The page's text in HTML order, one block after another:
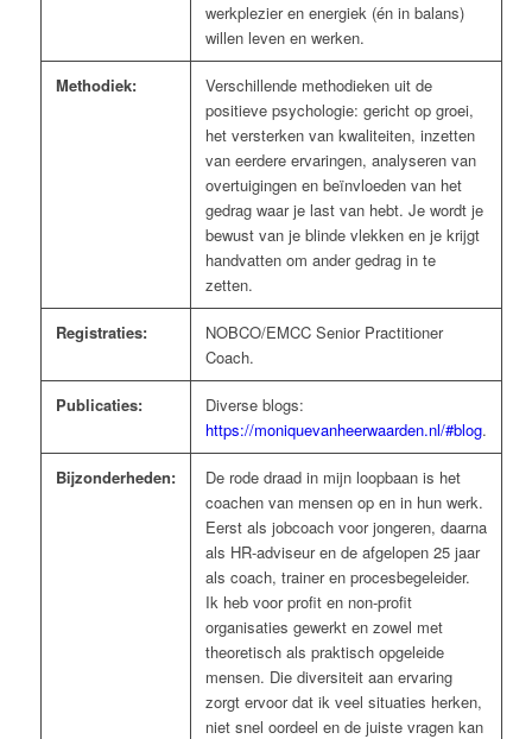
werkplezier en energiek (én in balans)
willen leven en werken.
Methodiek:
Verschillende methodieken uit de
positieve psychologie: gericht op groei,
het versterken van kwaliteiten, inzetten
van eerdere ervaringen, analyseren van
overtuigingen en beïnvloeden van het
gedrag waar je last van hebt. Je wordt je
bewust van je blinde vlekken en je krijgt
handvatten om ander gedrag in te
zetten.
Registraties:
NOBCO/EMCC Senior Practitioner
Coach.
Publicaties:
Diverse blogs:
https://moniquevanheerwaarden.nl/#blog.
Bijzonderheden:
De rode draad in mijn loopbaan is het
coachen van mensen op en in hun werk.
Eerst als jobcoach voor jongeren, daarna
als HR-adviseur en de afgelopen 25 jaar
als coach, trainer en procesbegeleider.
Ik heb voor profit en non-profit
organisaties gewerkt en zowel met
theoretisch als praktisch opgeleide
mensen. Die diversiteit aan ervaring
zorgt ervoor dat ik veel situaties herken,
niet snel oordeel en de juiste vragen kan